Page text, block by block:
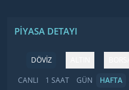
PIYASA DETAYI
DÖVİZ
CANLI
1 SAAT GÜN HAFTA